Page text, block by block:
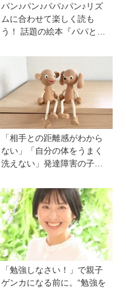
パン♪パン♪パパ♪パン♪リズ
ムに合わせて楽しく読も
う！ 話題の絵本『パパとパ
ット・サニーブックスさん
に聞く子育てと絵本づくり
のお話
「相手との距離感がわから
ない」「自分の体をうまく
洗えない」発達障害の子ど
と・性教育のポイントは？
【『発達障害の子の性のル
ール』著者に聞いた】
「勉強しなさい！」で親子
ゲンカになる前に。“勉強を